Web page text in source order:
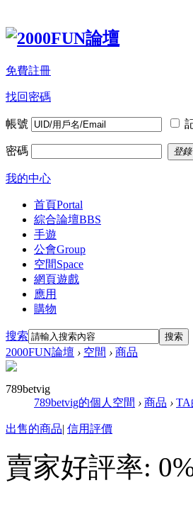
免費註冊
找回密碼
帳號
密碼 登錄
我的中心
首頁Portal
綜合論壇BBS
手遊
公會Group
空間Space
網頁遊戲
應用
購物
搜索 搜索
2000FUN論壇 › 空間 › 商品
789betvig
789betvig的個人空間 › 商品 › TA
出售的商品| 信用評價
賣家好評率: